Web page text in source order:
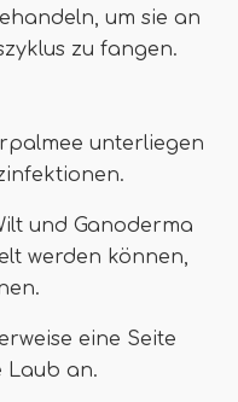
um sie an
zu fangen.
unterliegen
und Ganoderma
werden können,
eine Seite
Laub an.